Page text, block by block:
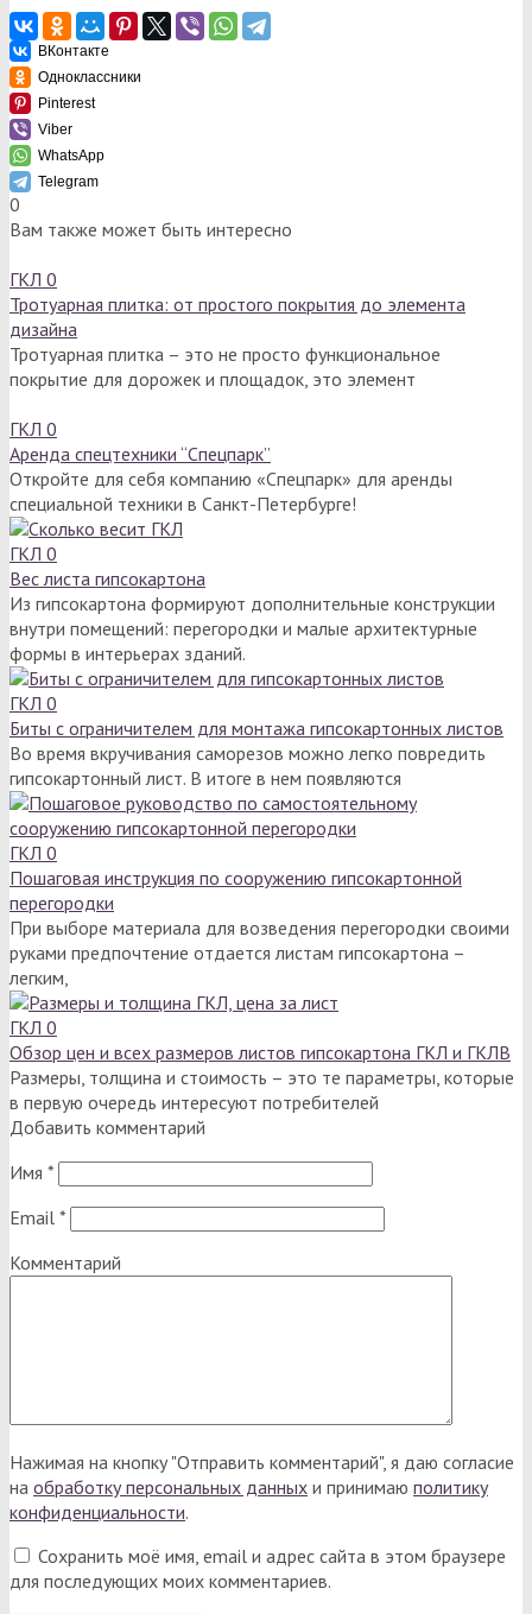
ВКонтакте
Одноклассники
Pinterest
Viber
WhatsApp
Telegram
0
Вам также может быть интересно
ГКЛ 0
Тротуарная плитка: от простого покрытия до элемента
дизайна
Тротуарная плитка – это не просто функциональное
покрытие для дорожек и площадок, это элемент
ГКЛ 0
Аренда спецтехники “Спецпарк”
Откройте для себя компанию «Спецпарк» для аренды
специальной техники в Санкт-Петербурге!
ГКЛ 0
Вес листа гипсокартона
Из гипсокартона формируют дополнительные конструкции
внутри помещений: перегородки и малые архитектурные
формы в интерьерах зданий.
ГКЛ 0
Биты с ограничителем для монтажа гипсокартонных листов
Во время вкручивания саморезов можно легко повредить
гипсокартонный лист. В итоге в нем появляются
ГКЛ 0
Пошаговая инструкция по сооружению гипсокартонной
перегородки
При выборе материала для возведения перегородки своими
руками предпочтение отдается листам гипсокартона –
легким,
ГКЛ 0
Обзор цен и всех размеров листов гипсокартона ГКЛ и ГКЛВ
Размеры, толщина и стоимость – это те параметры, которые
в первую очередь интересуют потребителей
Добавить комментарий
Имя *
Email *
Комментарий
Нажимая на кнопку "Отправить комментарий", я даю согласие
на обработку персональных данных и принимаю политику
конфиденциальности.
Сохранить моё имя, email и адрес сайта в этом браузере
для последующих моих комментариев.